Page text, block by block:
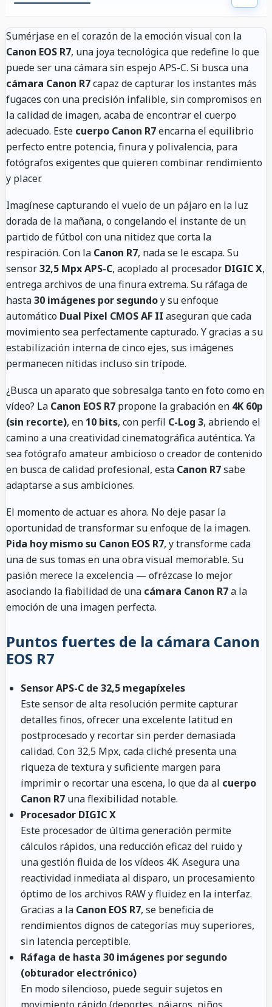
Sumérjase en el corazón de la emoción visual con la
Canon EOS R7, una joya tecnológica que redefine lo que
puede ser una cámara sin espejo APS-C. Si busca una
cámara Canon R7capaz de capturar los instantes más
fugaces con una precisión infalible, sin compromisos en
la calidad de imagen, acaba de encontrar el cuerpo
adecuado. Este cuerpo Canon R7encarna el equilibrio
perfecto entre potencia, finura y polivalencia, para
fotógrafos exigentes que quieren combinar rendimiento
y placer.
Imagínese capturando el vuelo de un pájaro en la luz
dorada de la mañana, o congelando el instante de un
partido de fútbol con una nitidez que corta la
respiración. Con la Canon R7, nada se le escapa. Su
sensor32,5 Mpx APS-C, acoplado al procesador DIGIC X,
entrega archivos de una finura extrema. Su ráfaga de
hasta30 imágenes por segundoy su enfoque
automático Dual Pixel CMOS AF II aseguran que cada
movimiento sea perfectamente capturado. Y gracias a su
estabilización interna de cinco ejes, sus imágenes
permanecen nítidas incluso sin trípode.
¿Busca un aparato que sobresalga tanto en foto como en
vídeo? La Canon EOS R7 propone la grabación en 4K 60p
(sin recorte), en 10 bits, con perfil C-Log 3, abriendo el
camino a una creatividad cinematográfica auténtica. Ya
sea fotógrafo amateur ambicioso o creador de contenido
en busca de calidad profesional, esta Canon R7sabe
adaptarse a sus ambiciones.
El momento de actuar es ahora. No deje pasar la
oportunidad de transformar su enfoque de la imagen.
Pida hoy mismo su Canon EOS R7, y transforme cada
una de sus tomas en una obra visual memorable. Su
pasión merece la excelencia — ofrézcase lo mejor
asociando la fiabilidad de una cámara Canon R7a la
emoción de una imagen perfecta.
Puntos fuertes de la cámara Canon
EOS R7
Sensor APS-C de 32,5 megapíxeles
Este sensor de alta resolución permite capturar
detalles finos, ofrecer una excelente latitud en
postprocesado y recortar sin perder demasiada
calidad. Con 32,5 Mpx, cada cliché presenta una
riqueza de textura y suficiente margen para
imprimir o recortar una escena, lo que da al cuerpo
Canon R7 una flexibilidad notable.
Procesador DIGIC X
Este procesador de última generación permite
cálculos rápidos, una reducción eficaz del ruido y
una gestión fluida de los vídeos 4K. Asegura una
reactividad inmediata al disparo, un procesamiento
óptimo de los archivos RAW y fluidez en la interfaz.
Gracias a la Canon EOS R7, se beneficia de
rendimientos dignos de categorías muy superiores,
sin latencia perceptible.
Ráfaga de hasta 30 imágenes por segundo
(obturador electrónico)
En modo silencioso, puede seguir sujetos en